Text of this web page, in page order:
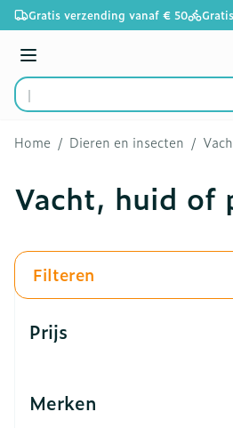
Ga naar de inhoud
Gratis verzending vanaf € 50
Menu
Product, merk, categorie...
Home / Dieren en insecten /
Vacht, huid of
Filteren
Prijs
Merken